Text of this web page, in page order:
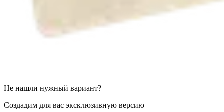
Не нашли нужный вариант?
Создадим для вас эксклюзивную версию